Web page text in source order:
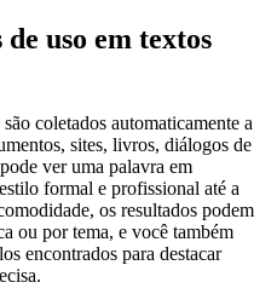
uso em textos
coletados automaticamente a
sites, livros, diálogos de
ver uma palavra em
formal e profissional até a
os resultados podem
ou por tema, e você também
encontrados para destacar